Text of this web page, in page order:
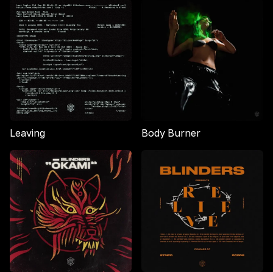
Leaving Body Burner